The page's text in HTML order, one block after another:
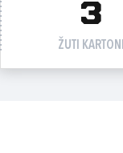
3
ŽUTI KARTONI